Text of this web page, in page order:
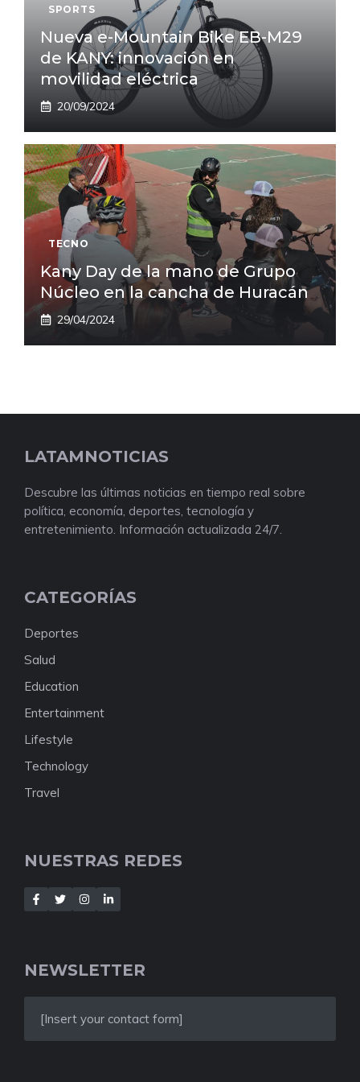
SPORTS
Nueva e-Mountain Bike EB-M29
de KANY: innovación en
movilidad eléctrica
20/09/2024
TECNO
Kany Day de la mano de Grupo
Núcleo en la cancha de Huracán
29/04/2024
LATAMNOTICIAS
Descubre las últimas noticias en tiempo real sobre
política, economía, deportes, tecnología y
entretenimiento. Información actualizada 24/7.
CATEGORÍAS
Deportes
Salud
Education
Entertainment
Lifestyle
Technology
Travel
NUESTRAS REDES
NEWSLETTER
[Insert your contact form]